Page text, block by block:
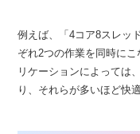
例えば、「4コア8スレッ
ぞれ2つの作業を同時に
リケーションによっては
り、それらが多いほど快